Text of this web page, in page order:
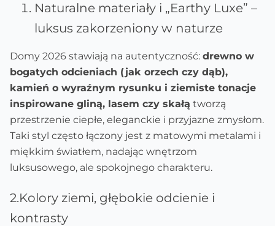
Naturalne materiały i „Earthy Luxe” –
luksus zakorzeniony w naturze
Domy 2026 stawiają na autentyczność: drewno w
bogatych odcieniach (jak orzech czy dąb),
kamień o wyraźnym rysunku i ziemiste tonacje
inspirowane gliną, lasem czy skałą tworzą
przestrzenie ciepłe, eleganckie i przyjazne zmysłom.
Taki styl często łączony jest z matowymi metalami i
miękkim światłem, nadając wnętrzom
luksusowego, ale spokojnego charakteru.
2.Kolory ziemi, głębokie odcienie i
kontrasty